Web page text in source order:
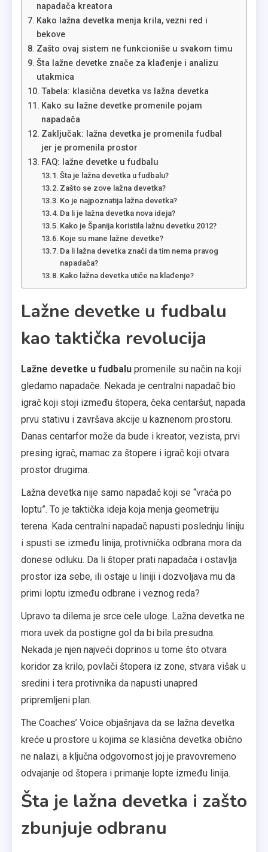
napadača kreatora
Kako lažna devetka menja krila, vezni red i
bekove
Zašto ovaj sistem ne funkcioniše u svakom timu
Šta lažne devetke znače za klađenje i analizu
utakmica
Tabela: klasična devetka vs lažna devetka
Kako su lažne devetke promenile pojam
napadača
Zaključak: lažna devetka je promenila fudbal
jer je promenila prostor
FAQ: lažne devetke u fudbalu
Šta je lažna devetka u fudbalu?
Zašto se zove lažna devetka?
Ko je najpoznatija lažna devetka?
Da li je lažna devetka nova ideja?
Kako je Španija koristila lažnu devetku 2012?
Koje su mane lažne devetke?
Da li lažna devetka znači da tim nema pravog
napadača?
Kako lažna devetka utiče na klađenje?
Lažne devetke u fudbalu
kao taktička revolucija
Lažne devetke u fudbalu promenile su način na koji
gledamo napadače. Nekada je centralni napadač bio
igrač koji stoji između štopera, čeka centaršut, napada
prvu stativu i završava akcije u kaznenom prostoru.
Danas centarfor može da bude i kreator, vezista, prvi
presing igrač, mamac za štopere i igrač koji otvara
prostor drugima.
Lažna devetka nije samo napadač koji se “vraća po
loptu”. To je taktička ideja koja menja geometriju
terena. Kada centralni napadač napusti poslednju liniju
i spusti se između linija, protivnička odbrana mora da
donese odluku. Da li štoper prati napadača i ostavlja
prostor iza sebe, ili ostaje u liniji i dozvoljava mu da
primi loptu između odbrane i veznog reda?
Upravo ta dilema je srce cele uloge. Lažna devetka ne
mora uvek da postigne gol da bi bila presudna.
Nekada je njen najveći doprinos u tome što otvara
koridor za krilo, povlači štopera iz zone, stvara višak u
sredini i tera protivnika da napusti unapred
pripremljeni plan.
The Coaches’ Voice objašnjava da se lažna devetka
kreće u prostore u kojima se klasična devetka obično
ne nalazi, a ključna odgovornost joj je pravovremeno
odvajanje od štopera i primanje lopte između linija.
Šta je lažna devetka i zašto
zbunjuje odbranu